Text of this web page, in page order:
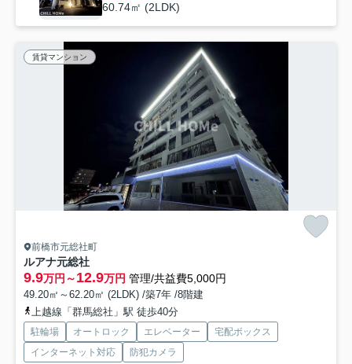
60.74㎡ (2LDK)
賃貸マンション
前橋市元総社町
ルアナ元総社
9.9万円～12.9万円 管理/共益費5,000円
49.20㎡～62.20㎡ (2LDK) /築7年 /8階建
上越線「群馬総社」駅 徒歩40分
駐輪場 オートロック エレベーター
宅配ボックス
インターネット対応
防犯カメラ